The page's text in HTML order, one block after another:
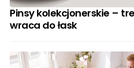
Pinsy kolekcjonerskie –
wraca do łask